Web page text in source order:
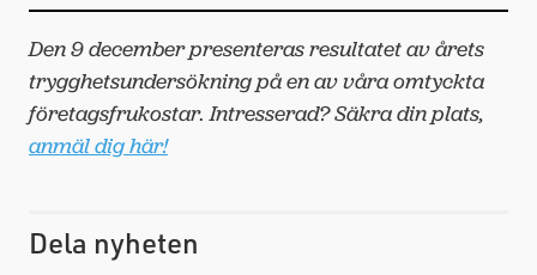
Den 9 december presenteras resultatet av årets
trygghetsundersökning på en av våra omtyckta
företagsfrukostar. Intresserad? Säkra din plats,
anmäl dig här!
Dela nyheten